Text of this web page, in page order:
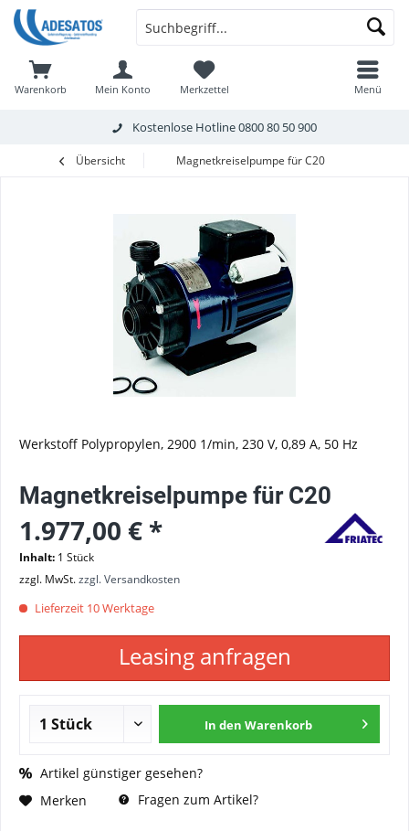
Kostenlose Hotline0800 80 50 900
Warenkorb Merkzettel
Mein Konto Menü
Übersicht Magnetkreiselpumpe für C20
Werkstoff Polypropylen, 2900 1/min, 230 V, 0,89 A, 50 Hz
Magnetkreiselpumpe für C20
1.977,00 € *
Inhalt: 1 Stück
zzgl. MwSt.zzgl. Versandkosten
Lieferzeit 10 Werktage
Leasing anfragen
In den Warenkorb
Artikel günstiger gesehen?
Merken
Fragen zum Artikel?